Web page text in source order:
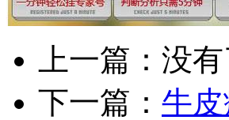
上一篇：没有
下一篇： 牛